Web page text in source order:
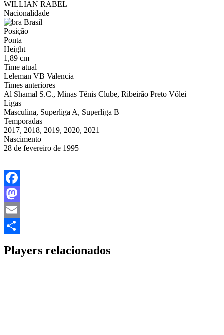
WILLIAN RABEL
Nacionalidade
Brasil
Posição
Ponta
Height
1,89 cm
Time atual
Leleman VB Valencia
Times anteriores
Al Shamal S.C., Minas Tênis Clube, Ribeirão Preto Vôlei
Ligas
Masculina, Superliga A, Superliga B
Temporadas
2017, 2018, 2019, 2020, 2021
Nascimento
28 de fevereiro de 1995
Facebook
Mastodon
Email
Players relacionados